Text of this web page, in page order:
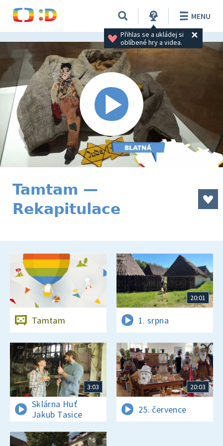
Přihlas se a ukládej si
oblíbené hry a videa.
MENU
Tamtam —
Rekapitulace
Tamtam
20:01
1. srpna
3:03
Sklárna Huť
Jakub Tasice
20:03
25. července